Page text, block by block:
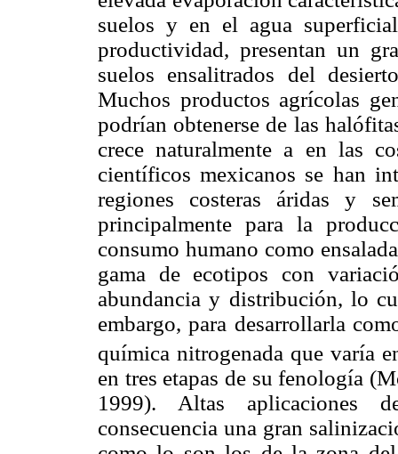
suelos y en el agua
productividad, presentan un
suelos ensalitrados del
Muchos productos agrícolas
podrían obtenerse de las
crece naturalmente a en las
científicos mexicanos se han
regiones costeras áridas y
principalmente para la
consumo humano como
gama de ecotipos con
abundancia y distribución, lo
embargo, para desarrollarla
química nitrogenada que varía
en tres etapas de su fenología
1999). Altas aplicaciones
consecuencia una gran